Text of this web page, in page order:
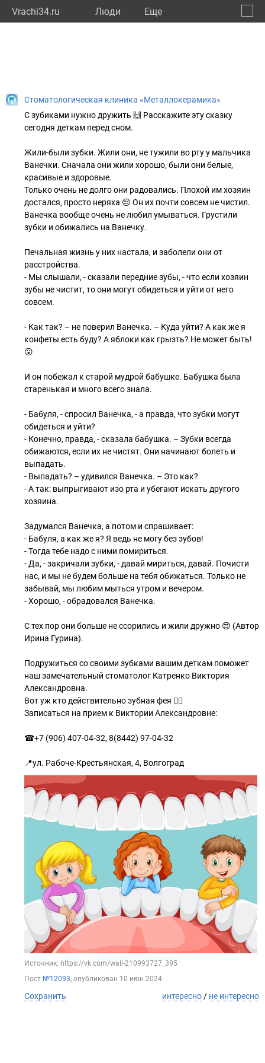
Vrachi34.ru Люди Eще
Стоматологическая клиника «Металлокерамика»
С зубиками нужно дружить 🙌 Расскажите эту сказку
сегодня деткам перед сном.
Жили-были зубки. Жили они, не тужили во рту у мальчика
Ванечки. Сначала они жили хорошо, были они белые,
красивые и здоровые.
Только очень не долго они радовались. Плохой им хозяин
достался, просто неряха 😔 Он их почти совсем не чистил.
Ванечка вообще очень не любил умываться. Грустили
зубки и обижались на Ванечку.
Печальная жизнь у них настала, и заболели они от
расстройства.
- Мы слышали, - сказали передние зубы, - что если хозяин
зубы не чистит, то они могут обидеться и уйти от него
совсем.
- Как так? – не поверил Ванечка. – Куда уйти? А как же я
конфеты есть буду? А яблоки как грызть? Не может быть!
😮
И он побежал к старой мудрой бабушке. Бабушка была
старенькая и много всего знала.
- Бабуля, - спросил Ванечка, - а правда, что зубки могут
обидеться и уйти?
- Конечно, правда, - сказала бабушка. – Зубки всегда
обижаются, если их не чистят. Они начинают болеть и
выпадать.
- Выпадать? – удивился Ванечка. – Это как?
- А так: выпрыгивают изо рта и убегают искать другого
хозяина.
Задумался Ванечка, а потом и спрашивает:
- Бабуля, а как же я? Я ведь не могу без зубов!
- Тогда тебе надо с ними помириться.
- Да, - закричали зубки, - давай мириться, давай. Почисти
нас, и мы не будем больше на тебя обижаться. Только не
забывай, мы любим мыться утром и вечером.
- Хорошо, - обрадовался Ванечка.
С тех пор они больше не ссорились и жили дружно 😍 (Автор
Ирина Гурина).
Подружиться со своими зубками вашим деткам поможет
наш замечательный стоматолог Катренко Виктория
Александровна.
Вот уж кто действительно зубная фея 🧚‍♂
Записаться на прием к Виктории Александровне:
☎+7 (906) 407-04-32, 8(8442) 97-04-32
📍ул. Рабоче-Крестьянская, 4, Волгоград
Источник: https://vk.com/wall-210993727_395
Пост №12093, опубликован 10 июн 2024
Сохранить интересно / не интересно